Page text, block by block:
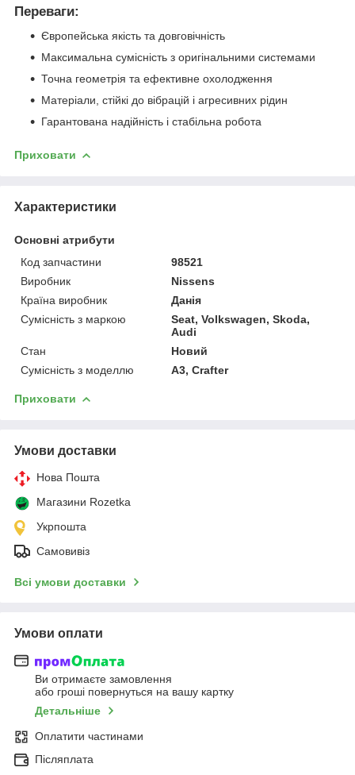
Переваги:
Європейська якість та довговічність
Максимальна сумісність з оригінальними системами
Точна геометрія та ефективне охолодження
Матеріали, стійкі до вібрацій і агресивних рідин
Гарантована надійність і стабільна робота
Приховати
Характеристики
Основні атрибути
Код запчастини
98521
Виробник
Nissens
Країна виробник
Данія
Сумісність з маркою
Seat, Volkswagen, Skoda,
Audi
Стан
Новий
Сумісність з моделлю
A3, Crafter
Приховати
Умови доставки
Нова Пошта
Магазини Rozetka
Укрпошта
Самовивіз
Всі умови доставки
Умови оплати
Ви отримаєте замовлення
або гроші повернуться на вашу картку
Детальніше
Оплатити частинами
Післяплата